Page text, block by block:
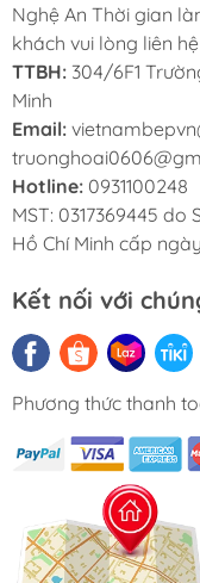
Nghệ An Thời gian
khách vui lòng liên
TTBH: 304/6F1
Minh
Email:
Hotline: 0931100248
MST: 0317369445
Hồ Chí Minh cấp
Kết nối với
Phương thức thanh